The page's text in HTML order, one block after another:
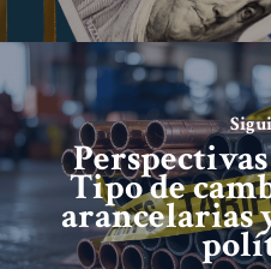
Tipo de
arancelarias